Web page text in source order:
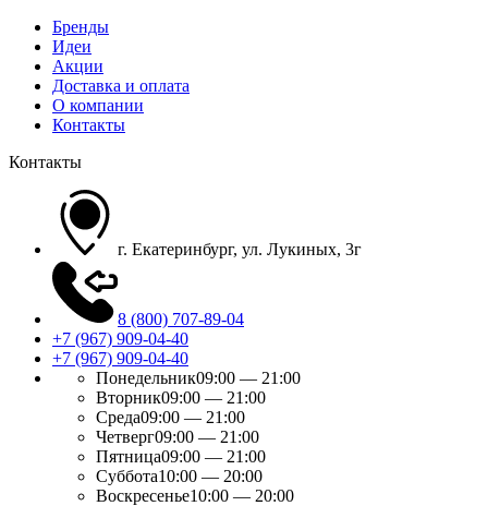
Бренды
Идеи
Акции
Доставка и оплата
О компании
Контакты
Контакты
г. Екатеринбург, ул. Лукиных, 3г
8 (800) 707-89-04
+7 (967) 909-04-40
+7 (967) 909-04-40
Понедельник09:00 — 21:00
Вторник09:00 — 21:00
Среда09:00 — 21:00
Четверг09:00 — 21:00
Пятница09:00 — 21:00
Суббота10:00 — 20:00
Воскресенье10:00 — 20:00